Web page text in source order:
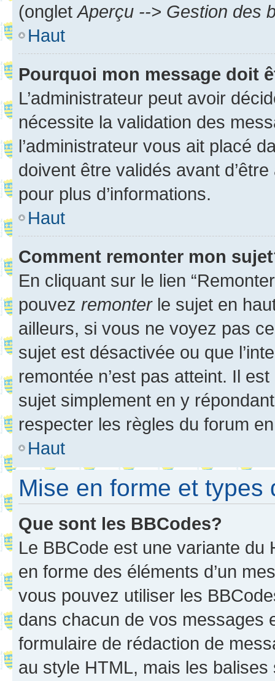
(onglet Aperçu --> Gestion des
Haut
Pourquoi mon message doit
L’administrateur peut avoir
nécessite la validation des
l’administrateur vous ait placé
doivent être validés avant
pour plus d’informations.
Haut
Comment remonter mon
En cliquant sur le lien
pouvez remonterle sujet en
ailleurs, si vous ne voyez pas
sujet est désactivée ou que
remontée n’est pas atteint. Il
sujet simplement en y
respecter les règles du forum
Haut
Mise en forme et types
Que sont les BBCodes?
Le BBCode est une variante du
en forme des éléments d’un
vous pouvez utiliser les
dans chacun de vos messages
formulaire de rédaction de
au style HTML, mais les